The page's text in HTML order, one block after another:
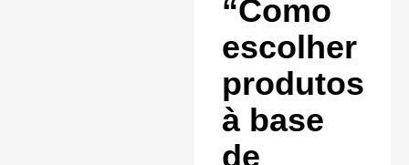
“Como
escolher
produtos
à base
de